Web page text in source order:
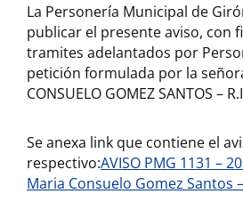
La Personería Municipal de
publicar el presente aviso, con
tramites adelantados por
petición formulada por la
CONSUELO GOMEZ SANTOS –
Se anexa link que contiene el
respectivo:AVISO PMG 1131 –
Maria Consuelo Gomez Santos